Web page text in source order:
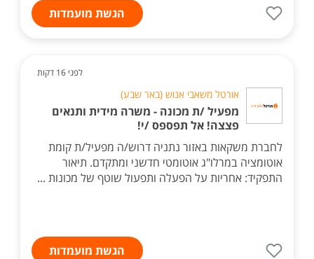
הגשת מועמדות
לפני 16 דקות
אורטל משאבי אנוש (באר שבע)
מפעיל /ת מכונה - משרה מידית ותנאים
פצצה! אל תפספס /י!
לחברת משקאות באזור נתניה דרוש/ה מפעיל/ת קומת
אוטומציה במרלו"ג אוטומטי חדשני ומתקדם. תיאור
התפקיד: אחריות על הפעלה ותפעול שוטף של מכונות ...
הגשת מועמדות